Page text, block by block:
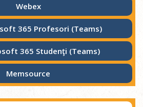
Webex
365 Profesori (Teams)
365 Studenţi (Teams)
Memsource